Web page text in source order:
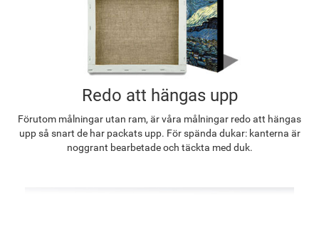
Redo att hängas upp
Förutom målningar utan ram, är våra målningar redo att hängas
upp så snart de har packats upp. För spända dukar: kanterna är
noggrant bearbetade och täckta med duk.